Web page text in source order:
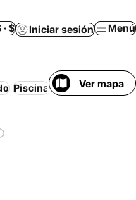
· $ Iniciar sesión Menú
Piscina Playa Resort
Ver mapa